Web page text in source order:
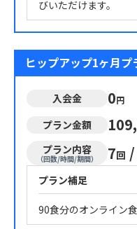
びいただけます。
ヒップアップ1ヶ月プ
入会金 0円
プラン金額
プラン内容
（回数/時間/期間） 7回 /
プラン補足
90食分のオンライン